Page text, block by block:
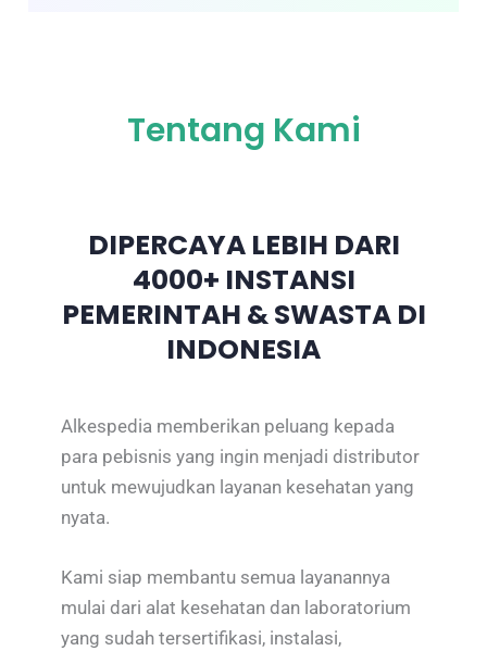
Tentang Kami
DIPERCAYA LEBIH DARI
4000+ INSTANSI
PEMERINTAH & SWASTA DI
INDONESIA
Alkespedia memberikan peluang kepada
para pebisnis yang ingin menjadi distributor
untuk mewujudkan layanan kesehatan yang
nyata.
Kami siap membantu semua layanannya
mulai dari alat kesehatan dan laboratorium
yang sudah tersertifikasi, instalasi,